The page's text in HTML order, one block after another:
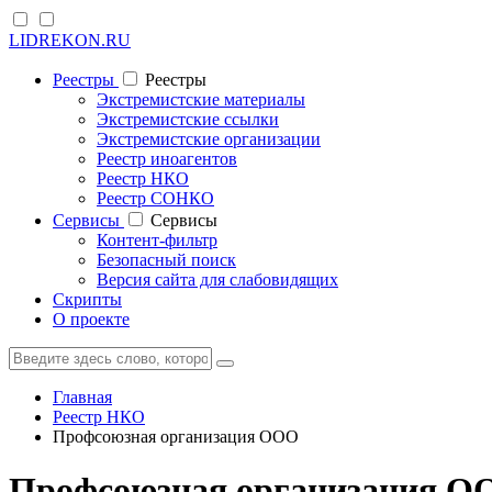
LIDREKON.RU
Реестры
Реестры
Экстремистские материалы
Экстремистские ссылки
Экстремистские организации
Реестр иноагентов
Реестр НКО
Реестр СОНКО
Cервисы
Cервисы
Контент-фильтр
Безопасный поиск
Версия сайта для слабовидящих
Скрипты
О проекте
Главная
Реестр НКО
Профсоюзная организация ООО